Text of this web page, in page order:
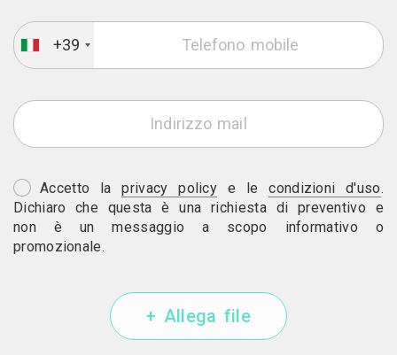
+39
Accetto laprivacy policy e lecondizioni d'uso.
Dichiaro che questa è una richiesta di preventivo e
non è un messaggio a scopo informativo o
promozionale.
+ Allega file